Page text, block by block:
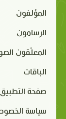
المؤلفون
الرسامون
المعلّقون
الباقات
صفحة التطبيق
سياسة